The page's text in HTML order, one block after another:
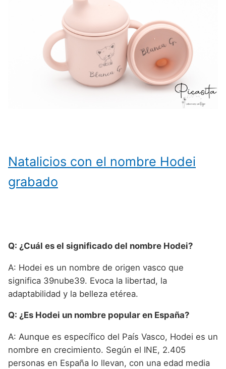
Natalicios con el nombre Hodei
grabado
Q: ¿Cuál es el significado del nombre Hodei?
A: Hodei es un nombre de origen vasco que
significa 39nube39. Evoca la libertad, la
adaptabilidad y la belleza etérea.
Q: ¿Es Hodei un nombre popular en España?
A: Aunque es específico del País Vasco, Hodei es un
nombre en crecimiento. Según el INE, 2.405
personas en España lo llevan, con una edad media